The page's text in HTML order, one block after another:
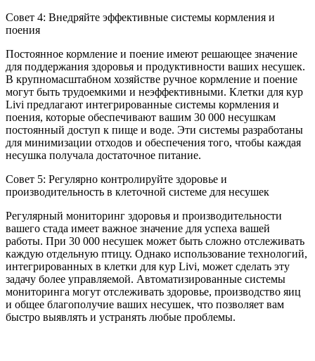
Совет 4: Внедряйте эффективные системы кормления и
поения
Постоянное кормление и поение имеют решающее значение
для поддержания здоровья и продуктивности ваших несушек.
В крупномасштабном хозяйстве ручное кормление и поение
могут быть трудоемкими и неэффективными. Клетки для кур
Livi предлагают интегрированные системы кормления и
поения, которые обеспечивают вашим 30 000 несушкам
постоянный доступ к пище и воде. Эти системы разработаны
для минимизации отходов и обеспечения того, чтобы каждая
несушка получала достаточное питание.
Совет 5: Регулярно контролируйте здоровье и
производительность в клеточной системе для несушек
Регулярный мониторинг здоровья и производительности
вашего стада имеет важное значение для успеха вашей
работы. При 30 000 несушек может быть сложно отслеживать
каждую отдельную птицу. Однако использование технологий,
интегрированных в клетки для кур Livi, может сделать эту
задачу более управляемой. Автоматизированные системы
мониторинга могут отслеживать здоровье, производство яиц
и общее благополучие ваших несушек, что позволяет вам
быстро выявлять и устранять любые проблемы.